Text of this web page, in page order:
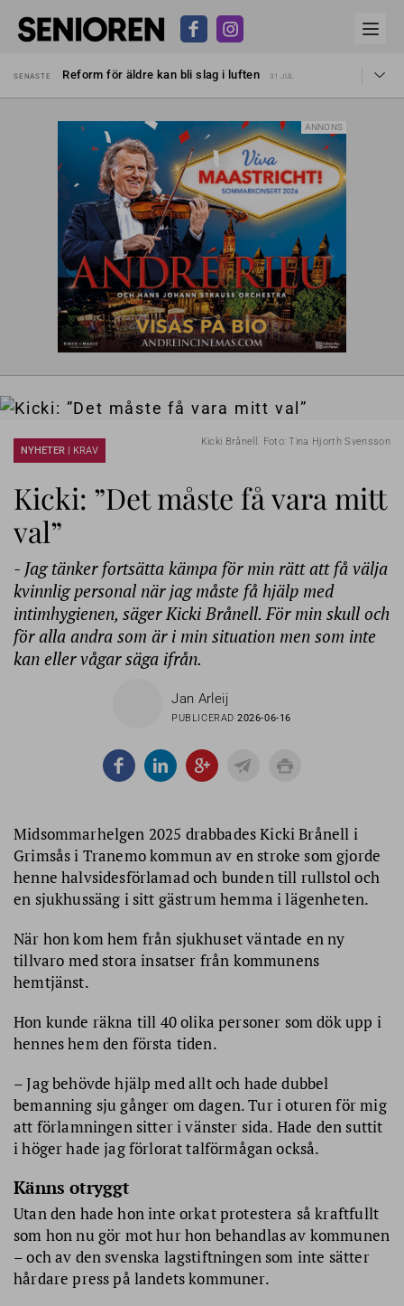
SENASTE
Kravet: Nu måste 65-årsgränsen bort
30 JUL
SENASTE
30 JUL
Hyror rusar ifrån äldres bostadstillägg
28 JUL
Liten höjning av garantipensionen
27 JUL
Sven Hagströmer sommarpratar
26 JUL
Reform för äldre kan bli slag i luften 31 JUL
ANNONS
Kicki Brånell. Foto: Tina Hjorth Svensson
NYHETER | KRAV
Kicki: ”Det måste få vara mitt
val”
- Jag tänker fortsätta kämpa för min rätt att få välja
kvinnlig personal när jag måste få hjälp med
intimhygienen, säger Kicki Brånell. För min skull och
för alla andra som är i min situation men som inte
kan eller vågar säga ifrån.
Jan Arleij
PUBLICERAD2026-06-16
Midsommarhelgen 2025 drabbades Kicki Brånell i
Grimsås i Tranemo kommun av en stroke som gjorde
henne halvsidesförlamad och bunden till rullstol och
en sjukhussäng i sitt gästrum hemma i lägenheten.
När hon kom hem från sjukhuset väntade en ny
tillvaro med stora insatser från kommunens
hemtjänst.
Hon kunde räkna till 40 olika personer som dök upp i
hennes hem den första tiden.
– Jag behövde hjälp med allt och hade dubbel
bemanning sju gånger om dagen. Tur i oturen för mig
att förlamningen sitter i vänster sida. Hade den suttit
i höger hade jag förlorat talförmågan också.
Känns otryggt
Utan den hade hon inte orkat protestera så kraftfullt
som hon nu gör mot hur hon behandlas av kommunen
– och av den svenska lagstiftningen som inte sätter
hårdare press på landets kommuner.